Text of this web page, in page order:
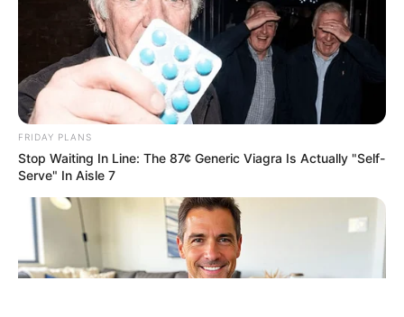
ΤΑΥΤΟΤΗΤΑ ΚΑΙ ΕΠΙΚΟΙΝΩΝΙΑ ΟΡΟΙ ΧΡΗΣΗΣ
© 2025 EVIANEWS του Γιώργου Κουτσελίνη
FRIDAY PLANS
Stop Waiting In Line: The 87¢ Generic Viagra Is Actually "Self-
Serve" In Aisle 7